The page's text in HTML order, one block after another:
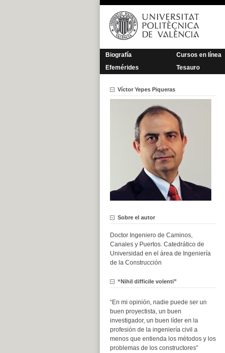
Saltar
contenido
Biografía Cursos en línea
Efemérides
Tesauro
Víctor Yepes Piqueras
Sobre el autor
Doctor Ingeniero de Caminos,
Canales y Puertos. Catedrático de
Universidad en el área de Ingeniería
de la Construcción
“Nihil difficile volenti”
“En mi opinión, nadie puede ser un
buen proyectista, un buen
investigador, un buen líder en la
profesión de la ingeniería civil a
menos que entienda los métodos y los
problemas de los constructores”